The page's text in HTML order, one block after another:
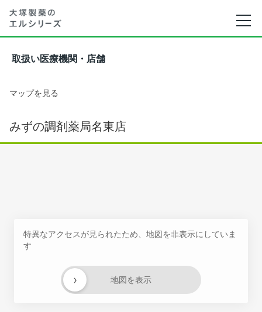
取扱い医療機関・店舗
マップを見る
みずの調剤薬局名東店
特異なアクセスが見られたため、地図を非表示にしていま
す
地図を表示
›